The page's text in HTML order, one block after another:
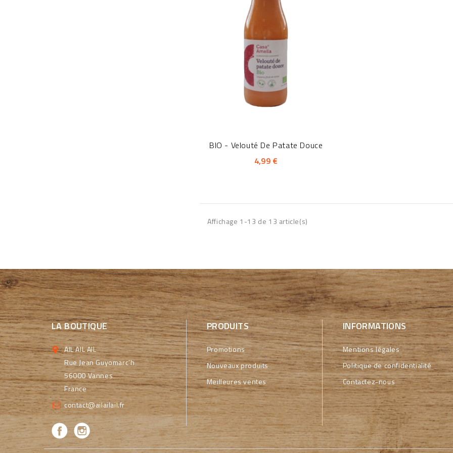
BIO - Velouté De Patate Douce
4,99 €
Affichage 1-13 de 13 article(s)
LA BOUTIQUE
AIL AIL AIL
Rue Jean Guyomarc'h
56000 Vannes
France
contact@ailailail.fr
PRODUITS
Promotions
Nouveaux produits
Meilleures ventes
INFORMATIONS
Mentions légales
Politique de confidentialité
Contactez-nous